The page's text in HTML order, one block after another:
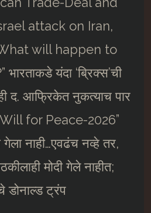
attack on Iran,
will happen to
भारताकडे यंदा ‘ब्रिक्स’ची
द. आफ्रिकेत नुकत्याच पार
“Will for Peace-2026”
गेला नाही…एवढंच नव्हे तर,
मोदी गेले नाहीत;
डोनाल्ड ट्रंप